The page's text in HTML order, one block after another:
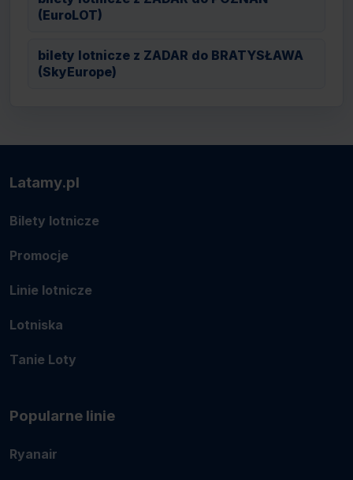
(EuroLOT)
bilety lotnicze z ZADAR do BRATYSŁAWA
(SkyEurope)
Latamy.pl
Bilety lotnicze
Promocje
Linie lotnicze
Lotniska
Tanie Loty
Popularne linie
Ryanair